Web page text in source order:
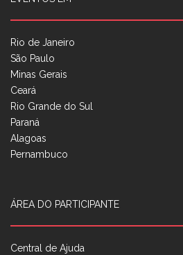
Rio de Janeiro
São Paulo
Minas Gerais
Ceará
Rio Grande do Sul
Paraná
Alagoas
Pernambuco
ÁREA DO PARTICIPANTE
Central de Ajuda